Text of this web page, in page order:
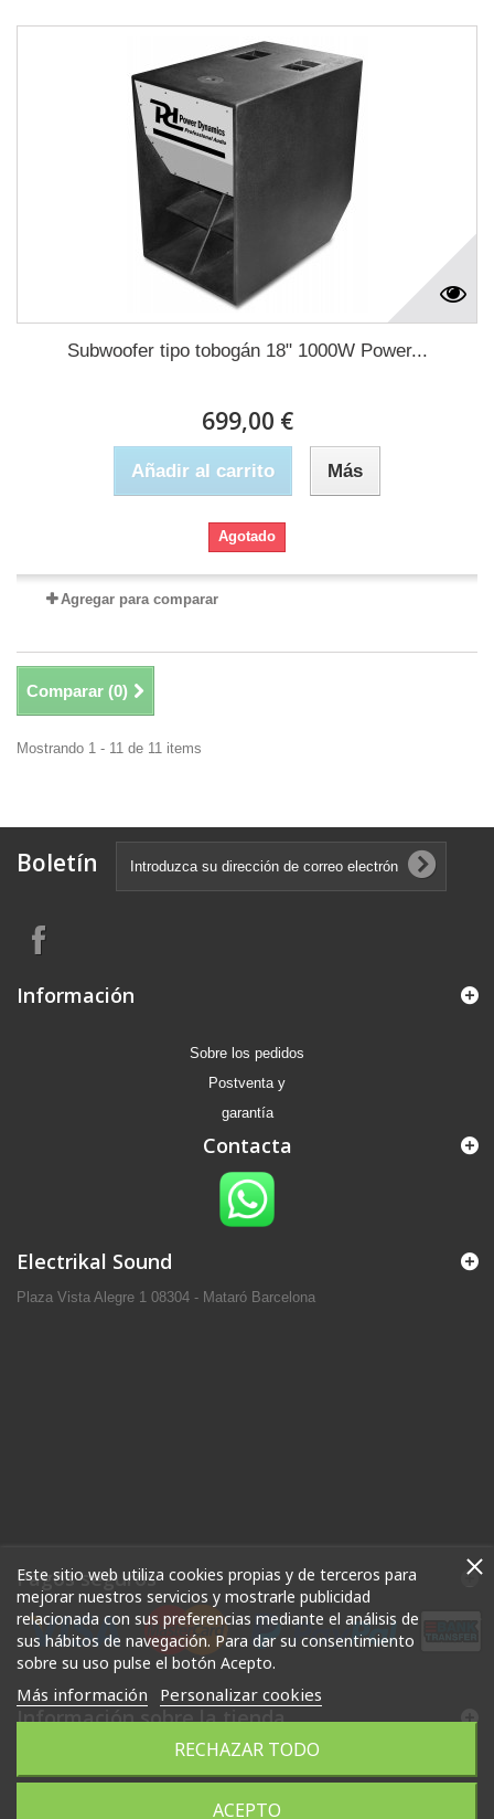
Subwoofer tipo tobogán 18" 1000W Power...
699,00 €
Añadir al carrito Más
Agotado
Agregar para comparar
Comparar (0)
Mostrando 1 - 11 de 11 items
Boletín
Información
Sobre los pedidos
Postventa y
garantía
Contacta
Electrikal Sound
Plaza Vista Alegre 1 08304 - Mataró Barcelona
Pagos seguros
Información sobre la tienda
Este sitio web utiliza cookies propias y de terceros para
mejorar nuestros servicios y mostrarle publicidad
relacionada con sus preferencias mediante el análisis de
sus hábitos de navegación. Para dar su consentimiento
sobre su uso pulse el botón Acepto.
Más información Personalizar cookies
RECHAZAR TODO
ACEPTO